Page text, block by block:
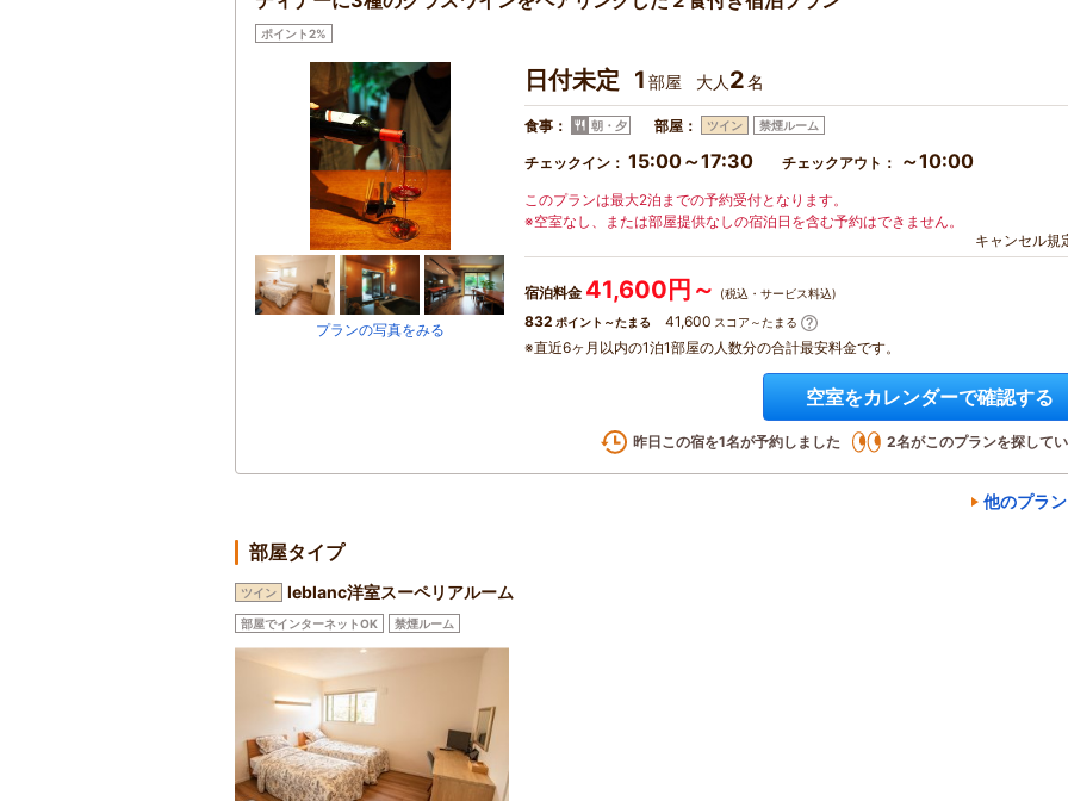
ポイント2%
プランの写真をみる
日付未定 1 部屋 大人 2名
食事： 朝・夕 部屋： ツイン 禁煙ルーム
チェックイン： 15:00～17:30 チェックアウト： ～10:00
このプランは最大2泊までの予約受付となります。
※空室なし、または部屋提供なしの宿泊日を含む予約はできません。
キャンセル規
宿泊料金 41,600円～ (税込・サービス料込)
832 ポイント～たまる 41,600 スコア～たまる
※直近6ヶ月以内の1泊1部屋の人数分の合計最安料金です。
空室をカレンダーで確認する
昨日この宿を1名が予約しました 2名がこのプランを探して
他のプラ
部屋タイプ
ツイン leblanc洋室スーペリアルーム
部屋でインターネットOK 禁煙ルーム